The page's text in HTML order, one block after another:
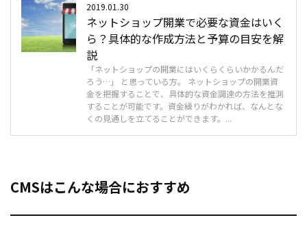
2019.01.30
ネットショップ開業で必要な資金はいく
ら？具体的な作成方法と予算の目安を解
説
「ネットショップの開業にはいくらくらいかかるんだ
ろう…」 と思っている方。 ネットショップの開業資
金を把握することで、具体的な資金調達の方法を推測
することが可能です。資金繰りがわかれば、なんとな
くの見通しを立てることができます。...
CMSはこんな場合におすすめ